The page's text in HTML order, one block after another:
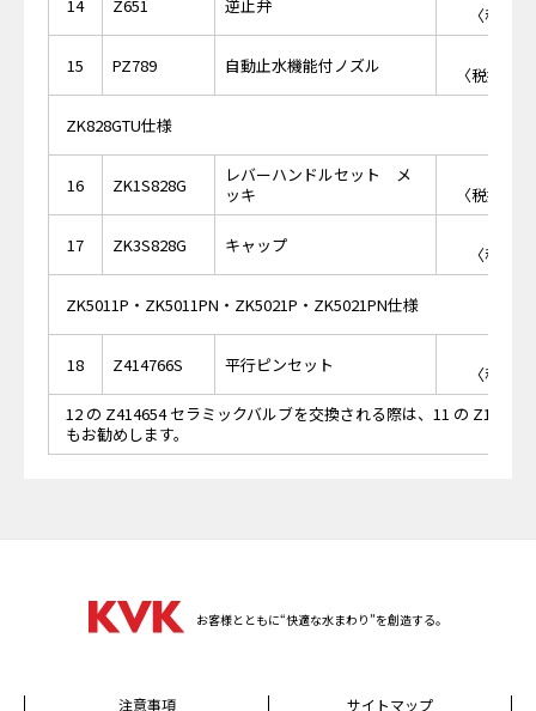
14 Z651 逆止弁
〈税抜
15 PZ789 自動止水機能付ノズル
〈税抜価
ZK828GTU仕様
16 ZK1S828G
レバーハンドルセット メ
ッキ
〈税抜価
17 ZK3S828G キャップ
〈税抜
ZK5011P・ZK5011PN・ZK5021P・ZK5021PN仕様
18 Z414766S 平行ピンセット
〈税抜
12 の Z414654 セラミックバルブを交換される際は、11 の
もお勧めします。
お客様とともに“快適な水まわり”を創造する。
注意事項 サイトマップ